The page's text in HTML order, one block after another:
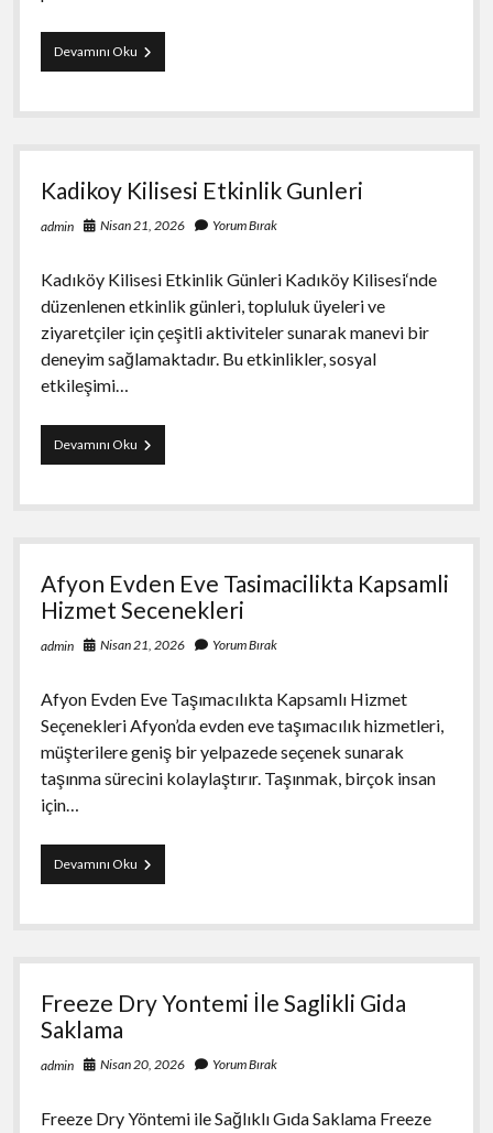
Devamını OkuBest
Custom
İdeas
Small
Kadikoy Kilisesi Etkinlik Gunleri
admin Nisan 21, 2026 Yorum Bırak
Kadıköy Kilisesi Etkinlik Günleri Kadıköy Kilisesi‘nde
düzenlenen etkinlik günleri, topluluk üyeleri ve
ziyaretçiler için çeşitli aktiviteler sunarak manevi bir
deneyim sağlamaktadır. Bu etkinlikler, sosyal
etkileşimi…
Devamını OkuKadikoy
Kilisesi
Gunleri
Afyon Evden Eve Tasimacilikta Kapsamli
Hizmet Secenekleri
admin Nisan 21, 2026 Yorum Bırak
Afyon Evden Eve Taşımacılıkta Kapsamlı Hizmet
Seçenekleri Afyon’da evden eve taşımacılık hizmetleri,
müşterilere geniş bir yelpazede seçenek sunarak
taşınma sürecini kolaylaştırır. Taşınmak, birçok insan
için…
Devamını OkuAfyon
Evden
Tasimacilikta
Hizmet
Freeze Dry Yontemi İle Saglikli Gida
Saklama
admin Nisan 20, 2026 Yorum Bırak
Freeze Dry Yöntemi ile Sağlıklı Gıda Saklama Freeze